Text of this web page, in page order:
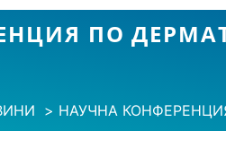
ПО
НАУЧНА